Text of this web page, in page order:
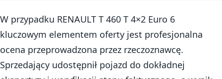
W przypadku RENAULT T 460 T 4×2 Euro 6
kluczowym elementem oferty jest profesjonalna
ocena przeprowadzona przez rzeczoznawcę.
Sprzedający udostępnił pojazd do dokładnej